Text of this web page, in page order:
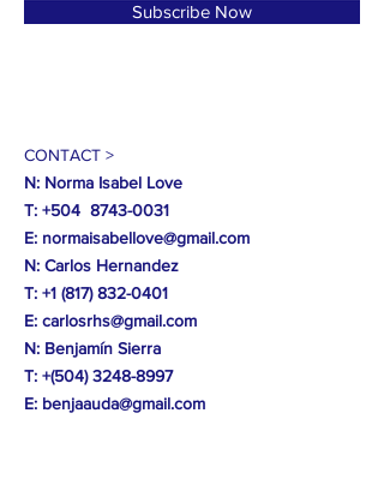
Subscribe Now
CONTACT >
N: Norma Isabel Love
T: +504 8743-0031
E: normaisabellove@gmail.com
N: Carlos Hernandez
T: +1 (817) 832-0401
E: carlosrhs@gmail.com
N: Benjamín Sierra
T: +(504)3248-8997
E: benjaauda@gmail.com